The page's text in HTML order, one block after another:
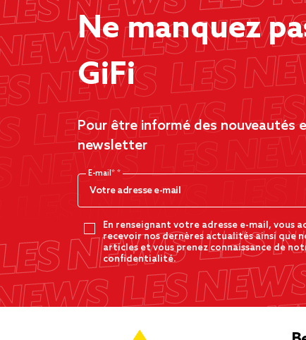
Ne manquez
GiFi
Pour être informé des nouveautés
newsletter
E-mail*
En renseignant votre adresse e-mail, vous
recevoir nos dernères actualités ainsi que
articles et vous prenez connaissance de
confidentialité.